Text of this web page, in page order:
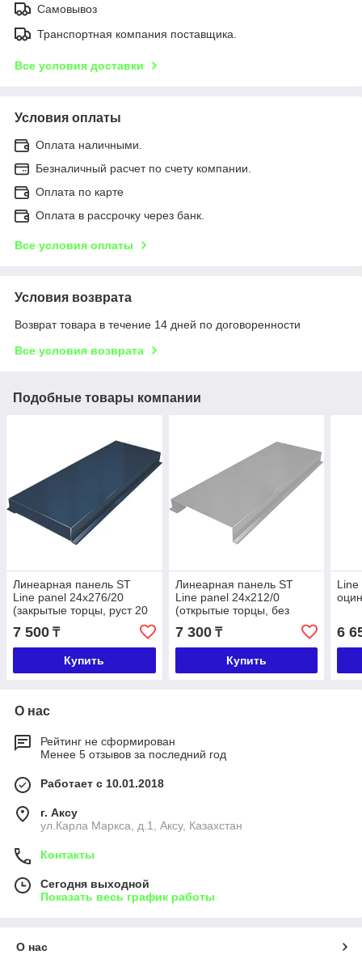
Самовывоз
Транспортная компания поставщика.
Все условия доставки
Условия оплаты
Оплата наличными.
Безналичный расчет по счету компании.
Оплата по карте
Оплата в рассрочку через банк.
Все условия оплаты
Условия возврата
Возврат товара в течение 14 дней по договоренности
Все условия возврата
Подобные товары компании
Линеарная панель ST
Line panel 24х276/20
(закрытые торцы, руст 20
7 500 ₸
Купить
Линеарная панель ST
Line panel 24х212/0
(открытые торцы, без
руста, оцинкованная)
7 300₸
Купить
Line
6
О нас
Рейтинг не сформирован
Менее 5 отзывов за последний год
Работает с 10.01.2018
г. Аксу
ул.Карла Маркса, д.1, Аксу, Казахстан
Контакты
Сегодня выходной
Показать весь график работы
О нас